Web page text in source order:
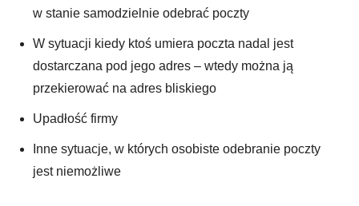
w stanie samodzielnie odebrać poczty
W sytuacji kiedy ktoś umiera poczta nadal jest
dostarczana pod jego adres – wtedy można ją
przekierować na adres bliskiego
Upadłość firmy
Inne sytuacje, w których osobiste odebranie poczty
jest niemożliwe